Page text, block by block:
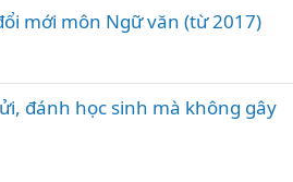
mới môn Ngữ văn (từ 2017)
đánh học sinh mà không gây